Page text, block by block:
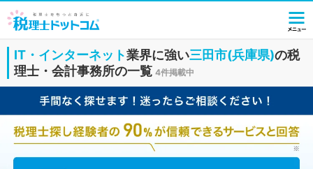
IT・インターネット業界に強い三田市(兵庫県)の税
理士・会計事務所の一覧 4件掲載中